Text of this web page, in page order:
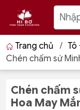
Trang chủ / Tô
Chén chấm sứ
Chén chấm
Hoa May